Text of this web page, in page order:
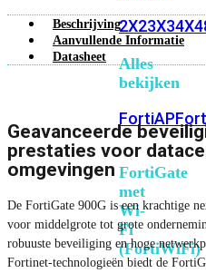
2X23X34X4
Alles
bekijken
FortiAP
FortiGate
met
Wi-
Fi
(FortiWiFi)
Beschrijving
Aanvullende Informatie
Datasheet
Geavanceerde
prestaties voor
omgevingen
De FortiGate 900G is een krachtige
voor middelgrote tot grote
robuuste beveiliging en hoge
Fortinet-technologieën biedt de